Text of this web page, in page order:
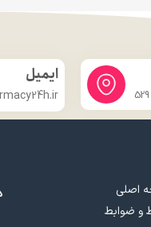
ایمیل
اصلی
و ضوابط